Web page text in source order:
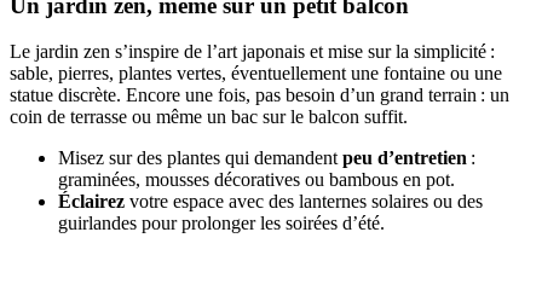
Le jardin zen s’inspire de l’art japonais et mise sur la simplicité :
sable, pierres, plantes vertes, éventuellement une fontaine ou une
statue discrète. Encore une fois, pas besoin d’un grand terrain : un
coin de terrasse ou même un bac sur le balcon suffit.
Misez sur des plantes qui demandent peu d’entretien :
graminées, mousses décoratives ou bambous en pot.
Éclairez votre espace avec des lanternes solaires ou des
guirlandes pour prolonger les soirées d’été.